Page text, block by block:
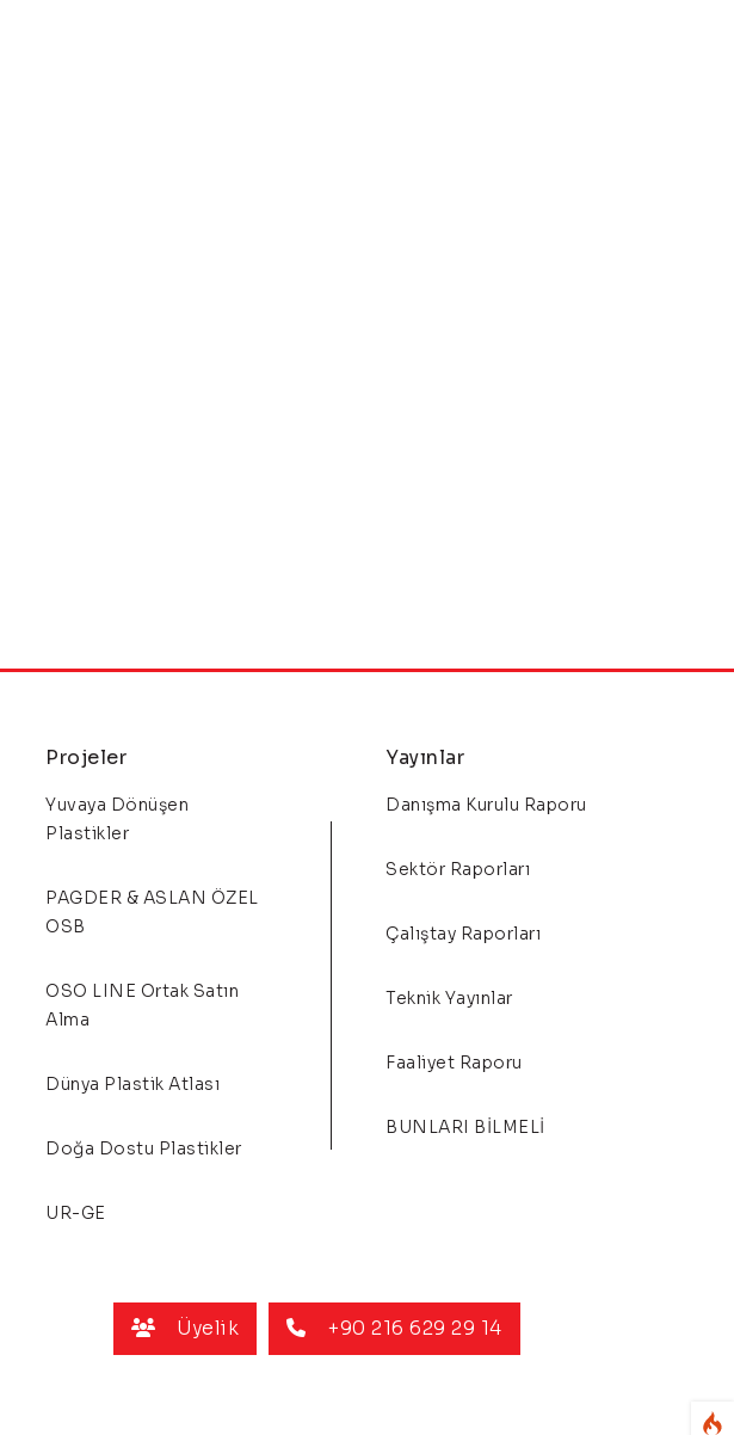
Projeler
Yuvaya Dönüşen
Plastikler
PAGDER & ASLAN ÖZEL
OSB
OSO LINE Ortak Satın
Alma
Dünya Plastik Atlası
Doğa Dostu Plastikler
UR-GE
Yayınlar
Danışma Kurulu Raporu
Sektör Raporları
Çalıştay Raporları
Teknik Yayınlar
Faaliyet Raporu
BUNLARI BİLMELİ
Üyelik +90 216 629 29 14